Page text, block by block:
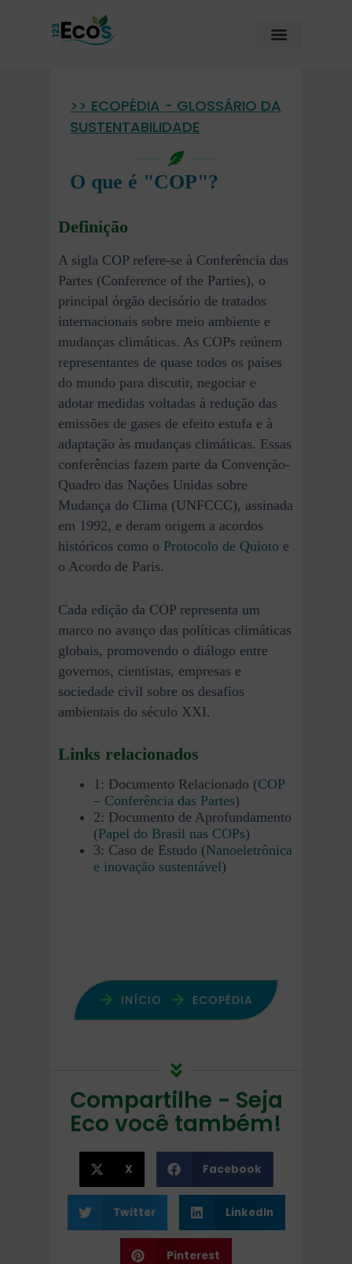
>> ECOPÉDIA - GLOSSÁRIO DA
SUSTENTABILIDADE
O que é "COP"?
Definição
A sigla COP refere-se à Conferência das
Partes (Conference of the Parties), o
principal órgão decisório de tratados
internacionais sobre meio ambiente e
mudanças climáticas. As COPs reúnem
representantes de quase todos os países
do mundo para discutir, negociar e
adotar medidas voltadas à redução das
emissões de gases de efeito estufa e à
adaptação às mudanças climáticas. Essas
conferências fazem parte da Convenção-
Quadro das Nações Unidas sobre
Mudança do Clima (UNFCCC), assinada
em 1992, e deram origem a acordos
históricos como o Protocolo de Quioto e
o Acordo de Paris.
Cada edição da COP representa um
marco no avanço das políticas climáticas
globais, promovendo o diálogo entre
governos, cientistas, empresas e
sociedade civil sobre os desafios
ambientais do século XXI.
Links relacionados
1: Documento Relacionado (COP
– Conferência das Partes)
2: Documento de Aprofundamento
(Papel do Brasil nas COPs)
3: Caso de Estudo (Nanoeletrônica
e inovação sustentável)
INÍCIO ECOPÉDIA
Compartilhe - Seja
Eco você também!
X Facebook
Twitter LinkedIn
Pinterest